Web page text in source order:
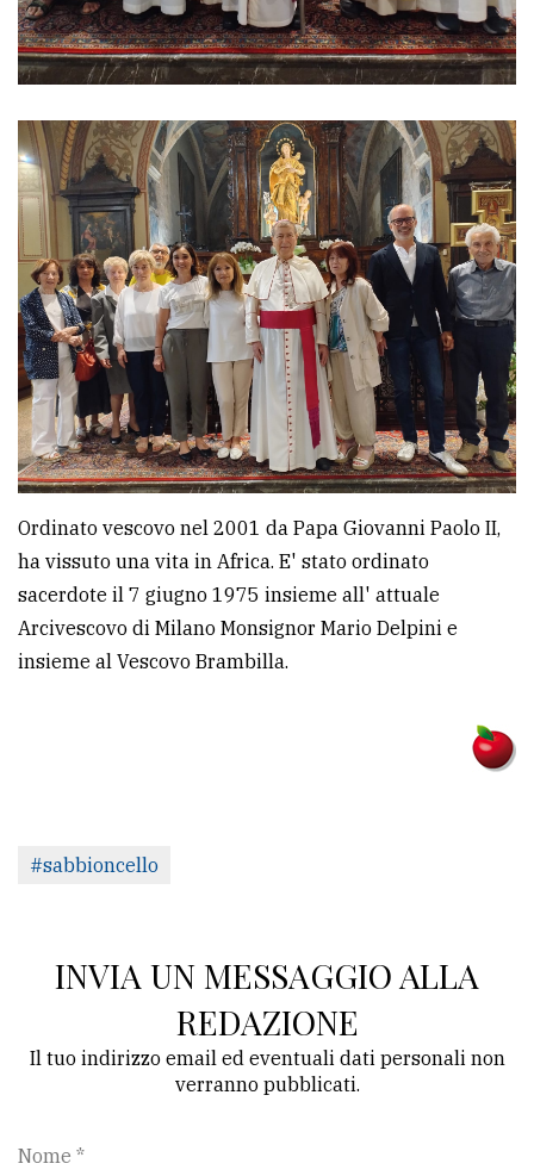
policy
Ordinato vescovo nel 2001 da Papa Giovanni Paolo II,
ha vissuto una vita in Africa. E' stato ordinato
sacerdote il 7 giugno 1975 insieme all' attuale
Arcivescovo di Milano Monsignor Mario Delpini e
insieme al Vescovo Brambilla.
#sabbioncello
INVIA UN MESSAGGIO ALLA
REDAZIONE
Il tuo indirizzo email ed eventuali dati personali non
verranno pubblicati.
Nome *